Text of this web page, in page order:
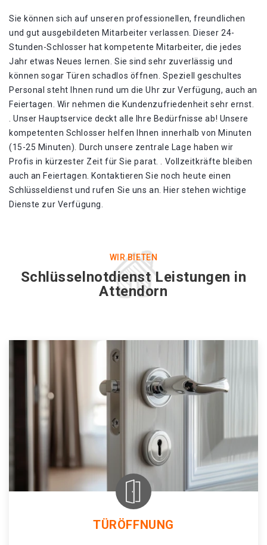
Sie können sich auf unseren professionellen, freundlichen
und gut ausgebildeten Mitarbeiter verlassen. Dieser 24-
Stunden-Schlosser hat kompetente Mitarbeiter, die jedes
Jahr etwas Neues lernen. Sie sind sehr zuverlässig und
können sogar Türen schadlos öffnen. Speziell geschultes
Personal steht Ihnen rund um die Uhr zur Verfügung, auch an
Feiertagen. Wir nehmen die Kundenzufriedenheit sehr ernst.
. Unser Hauptservice deckt alle Ihre Bedürfnisse ab! Unsere
kompetenten Schlosser helfen Ihnen innerhalb von Minuten
(15-25 Minuten). Durch unsere zentrale Lage haben wir
Profis in kürzester Zeit für Sie parat. . Vollzeitkräfte bleiben
auch an Feiertagen. Kontaktieren Sie noch heute einen
Schlüsseldienst und rufen Sie uns an. Hier stehen wichtige
Dienste zur Verfügung.
WIR BIETEN
Schlüsselnotdienst Leistungen in
Attendorn
TÜRÖFFNUNG